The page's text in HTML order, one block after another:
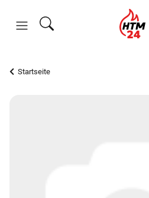
Startseite